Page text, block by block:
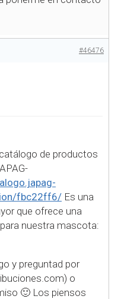
#46476
de productos
fbc22ff6/ Es una
que ofrece una
nuestra mascota:
y preguntad por
o
🙂 Los piensos